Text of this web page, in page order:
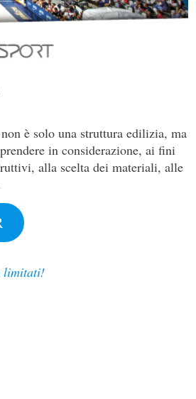
è solo una struttura edilizia, ma
in considerazione, ai fini
alla scelta dei materiali, alle
limitati!